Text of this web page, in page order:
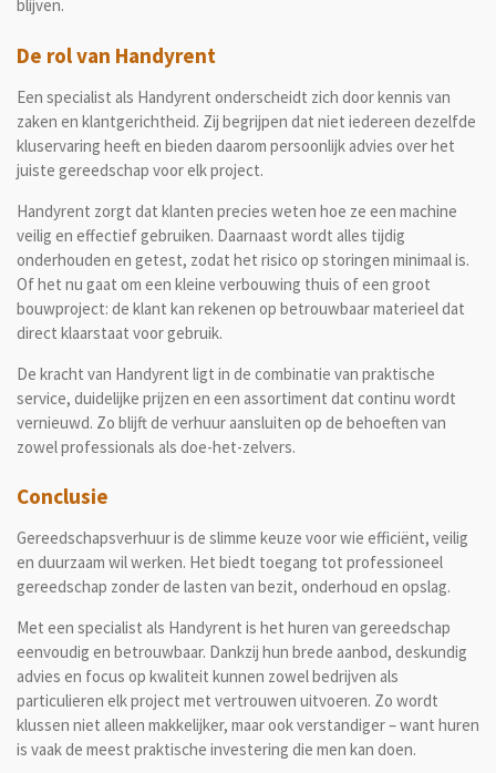
blijven.
De rol van Handyrent
Een specialist als Handyrent onderscheidt zich door kennis van
zaken en klantgerichtheid. Zij begrijpen dat niet iedereen dezelfde
kluservaring heeft en bieden daarom persoonlijk advies over het
juiste gereedschap voor elk project.
Handyrent zorgt dat klanten precies weten hoe ze een machine
veilig en effectief gebruiken. Daarnaast wordt alles tijdig
onderhouden en getest, zodat het risico op storingen minimaal is.
Of het nu gaat om een kleine verbouwing thuis of een groot
bouwproject: de klant kan rekenen op betrouwbaar materieel dat
direct klaarstaat voor gebruik.
De kracht van Handyrent ligt in de combinatie van praktische
service, duidelijke prijzen en een assortiment dat continu wordt
vernieuwd. Zo blijft de verhuur aansluiten op de behoeften van
zowel professionals als doe-het-zelvers.
Conclusie
Gereedschapsverhuur is de slimme keuze voor wie efficiënt, veilig
en duurzaam wil werken. Het biedt toegang tot professioneel
gereedschap zonder de lasten van bezit, onderhoud en opslag.
Met een specialist als Handyrent is het huren van gereedschap
eenvoudig en betrouwbaar. Dankzij hun brede aanbod, deskundig
advies en focus op kwaliteit kunnen zowel bedrijven als
particulieren elk project met vertrouwen uitvoeren. Zo wordt
klussen niet alleen makkelijker, maar ook verstandiger – want huren
is vaak de meest praktische investering die men kan doen.